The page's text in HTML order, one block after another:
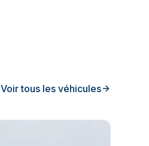
Voir tous les véhicules